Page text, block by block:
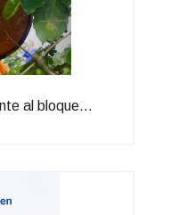
al bloque...